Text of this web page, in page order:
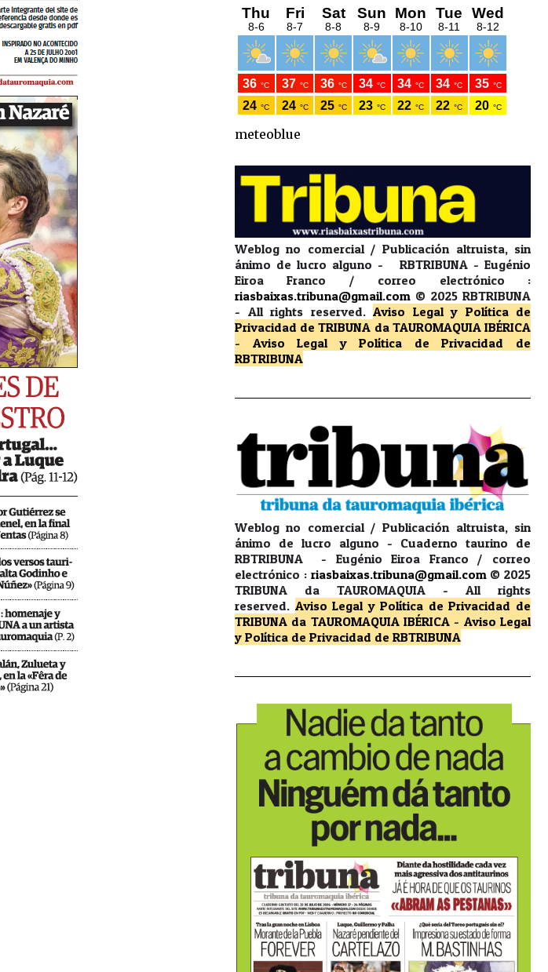
meteoblue
Weblog no comercial / Publicación altruista, sin
ánimo de lucro alguno - RBTRIBUNA - Eugénio
Eiroa Franco / correo electrónico :
riasbaixas.tribuna@gmail.com © 2025 RBTRIBUNA
- All rights reserved. Aviso Legal y Política de
Privacidad de TRIBUNA da TAUROMAQUIA IBÉRICA
- Aviso Legal y Política de Privacidad
de
RBTRIBUNA
Weblog no comercial / Publicación altruista, sin
ánimo de lucro alguno - Cuaderno taurino de
RBTRIBUNA - Eugénio Eiroa Franco / correo
electrónico : riasbaixas.tribuna@gmail.com © 2025
TRIBUNA da TAUROMAQUIA - All rights
reserved. Aviso Legal y Política de Privacidad de
TRIBUNA da TAUROMAQUIA IBÉRICA - Aviso Legal
y Política de Privacidad de RBTRIBUNA